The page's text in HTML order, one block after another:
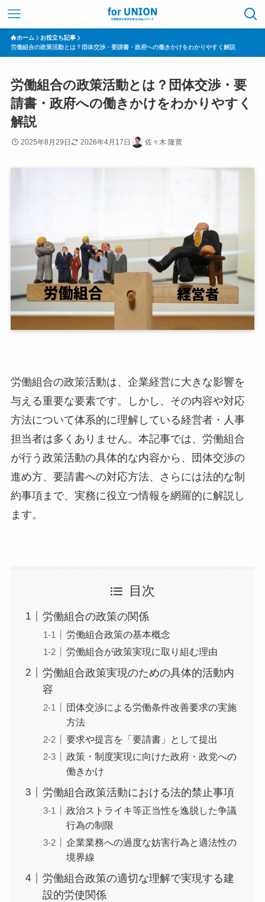
ホーム
お役立ち記事
労働組合の政策活動とは？団体交渉・要請書・政府への働きかけをわかりやすく解説
労働組合の政策活動とは？団体交渉・要
請書・政府への働きかけをわかりやすく
解説
2025年8月29日 2026年4月17日 佐々木 隆寛
労働組合の政策活動は、企業経営に大きな影響を
与える重要な要素です。しかし、その内容や対応
方法について体系的に理解している経営者・人事
担当者は多くありません。本記事では、労働組合
が行う政策活動の具体的な内容から、団体交渉の
進め方、要請書への対応方法、さらには法的な制
約事項まで、実務に役立つ情報を網羅的に解説し
ます。
目次
労働組合の政策の関係
労働組合政策の基本概念
労働組合が政策実現に取り組む理由
労働組合政策実現のための具体的活動内
容
団体交渉による労働条件改善要求の実施
方法
要求や提言を「要請書」として提出
政策・制度実現に向けた政府・政党への
働きかけ
労働組合政策活動における法的禁止事項
政治ストライキ等正当性を逸脱した争議
行為の制限
企業業務への過度な妨害行為と適法性の
境界線
労働組合政策の適切な理解で実現する建
設的労使関係